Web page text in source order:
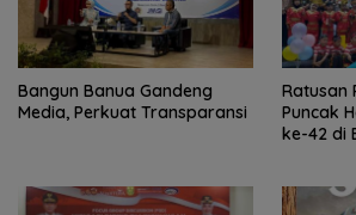
Bangun Banua Gandeng
Media, Perkuat Transparansi
Ratusan
Puncak
ke-42 di